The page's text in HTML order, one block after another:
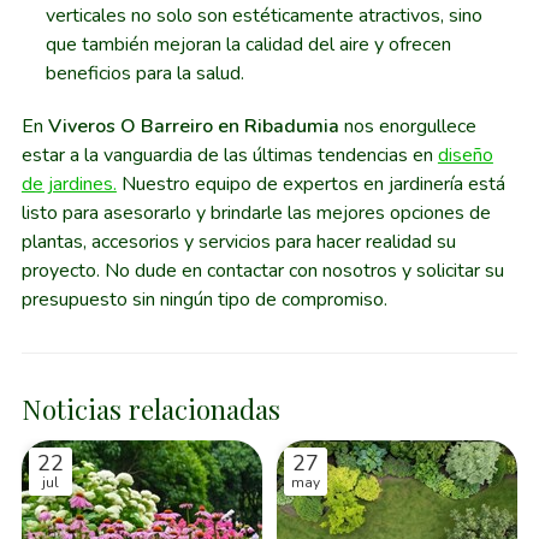
verticales no solo son estéticamente atractivos, sino
que también mejoran la calidad del aire y ofrecen
beneficios para la salud.
En Viveros O Barreiro en Ribadumia nos enorgullece
estar a la vanguardia de las últimas tendencias en diseño
de jardines. Nuestro equipo de expertos en jardinería está
listo para asesorarlo y brindarle las mejores opciones de
plantas, accesorios y servicios para hacer realidad su
proyecto. No dude en contactar con nosotros y solicitar su
presupuesto sin ningún tipo de compromiso.
Noticias relacionadas
22
jul
27
may